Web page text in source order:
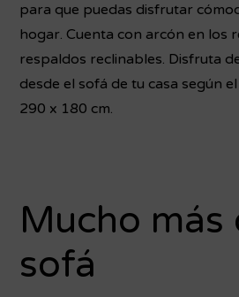
para que puedas disfrutar
hogar. Cuenta con arcón en los
respaldos reclinables. Disfruta
desde el sofá de tu casa según
290 x 180 cm.
Mucho más
sofá